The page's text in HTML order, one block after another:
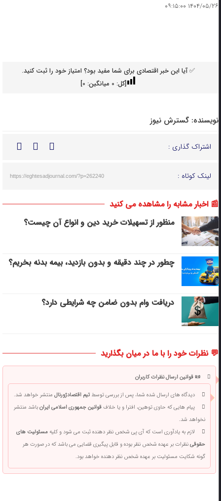
۱۴۰۴/۰۵/۲۶ ۰۹:۱۵:۰۰
✅ آیا این خبر اقتصادی برای شما مفید بود؟ امتیاز خود را ثبت کنید.
[کل: 0میانگین: 0
]
نویسنده: گسترش نیوز
اشتراک گذاری :
لینک کوتاه : https://eghtesadjournal.com/?p=262240
📰 اخبار مشابه را مشاهده می کنید
منظور از تسهیلات خرید دین و انواع آن چیست؟
چطور در چند دقیقه و بدون بازدید، بیمه بدنه بخریم؟
دریافت وام بدون ضامن چه شرایطی دارد؟
💬 نظرات خود را با ما در میان بگذارید
📜 قوانین ارسال نظرات کاربران
دیدگاه های ارسال شده شما، پس از بررسی توسطتیم اقتصادژورنالمنتشر خواهد شد.
پیام هایی که حاوی توهین، افترا و یا خلافقوانین جمهوری اسلامی ایرانباشد منتشر
نخواهد شد.
لازم به یادآوری است که آی پی شخص نظر دهنده ثبت می شود و کلیهمسئولیت های
حقوقینظرات بر عهده شخص نظر بوده و قابل پیگیری قضایی می باشد که در صورت هر
گونه شکایت مسئولیت بر عهده شخص نظر دهنده خواهد بود.